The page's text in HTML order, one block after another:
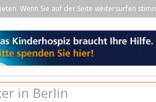
Wenn Sie auf der Seite weitersurfen